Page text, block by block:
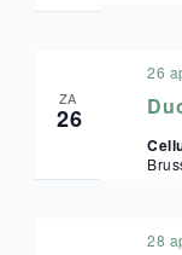
ZA
26
26
28